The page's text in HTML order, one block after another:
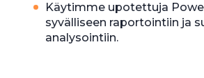
Käytimme upotettuja
syvälliseen raportointiin ja
analysointiin.